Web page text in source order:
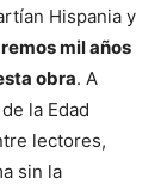
Hispania y
mil años
obra. A
la Edad
lectores,
sin la